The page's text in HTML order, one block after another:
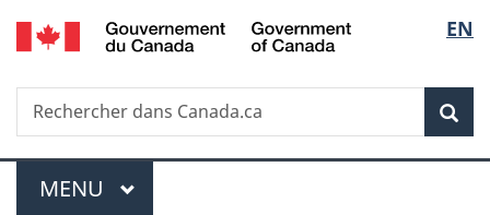
Passer
au
principal
Passer
à
Au
du
Passer
à
version
simplifiée
de
la
EN
Recherche
Rechercher
dans
Menu
MENU PRINCIPAL